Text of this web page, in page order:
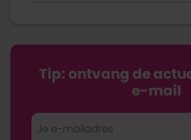
Tip: ontvang de
e-mail